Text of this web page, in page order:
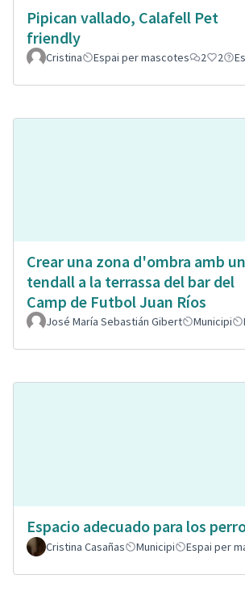
Pipican vallado, Calafell Pet
friendly
Cristina
Espai per mascotes 2 2
Crear una zona d'ombra amb un
tendall a la terrassa del bar del
Camp de Futbol Juan Ríos
José María Sebastián Gibert Municipi
Espacio adecuado para los
Cristina Casañas
Municipi Espai per